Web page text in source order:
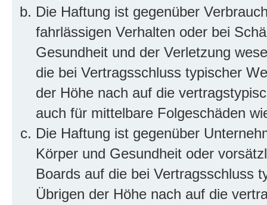
Die Haftung ist gegenüber
fahrlässigen Verhalten oder bei
Gesundheit und der Verletzung
die bei Vertragsschluss typischer
der Höhe nach auf die
auch für mittelbare Folgeschäden
Die Haftung ist gegenüber
Körper und Gesundheit oder
Boards auf die bei Vertragsschluss
Übrigen der Höhe nach auf die